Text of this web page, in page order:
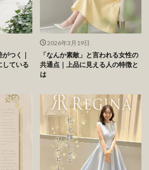
つく｜
している
2026年3月19日
「なんか素敵」と言われる女性の
共通点｜上品に見える人の特徴と
は